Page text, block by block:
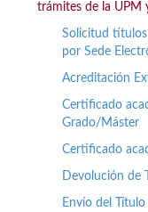
trámites de la UPM
Solicitud títulos
por Sede
Acreditación
Certificado
Grado/Máster
Certificado
Devolución de
Envío del